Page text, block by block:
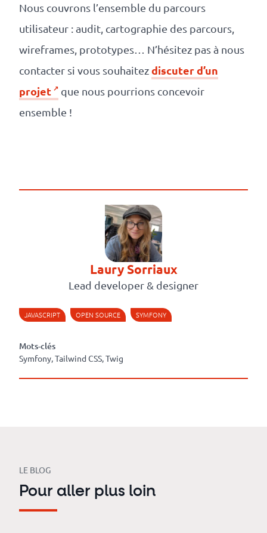
Nous couvrons l’ensemble du parcours
utilisateur : audit, cartographie des parcours,
wireframes, prototypes… N’hésitez pas à nous
contacter si vous souhaitezdiscuter d’un
projet
que nous pourrions concevoir
ensemble !
Laury Sorriaux
Lead developer & designer
JAVASCRIPT OPEN SOURCE SYMFONY
Mots-clés
Symfony, Tailwind CSS, Twig
LE BLOG
Pour aller plus loin